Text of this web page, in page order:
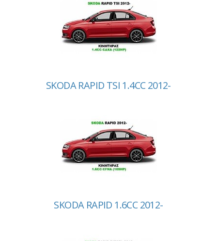
SKODA RAPID TSI 1.4CC 2012-
SKODA RAPID 1.6CC 2012-